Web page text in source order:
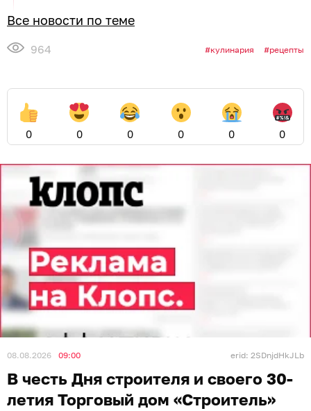
Все новости по теме
964 кулинария рецепты
0 0 0 0 0 0
08.08.2026 09:00 erid: 2SDnjdHkJLb
В честь Дня строителя и своего 30-
летия Торговый дом «Строитель»